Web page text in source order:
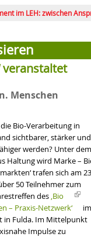
Anspruch und
veranstaltet
Menschen
Bio-Verarbeitung in
sichtbarer, stärker und
werden? Unter dem
Haltung wird Marke –
trafen sich am
50 Teilnehmer zum
des ‚Bio
– Praxis-Netzwerk‘
im
in Fulda. Im Mittelpunkt
Impulse zu